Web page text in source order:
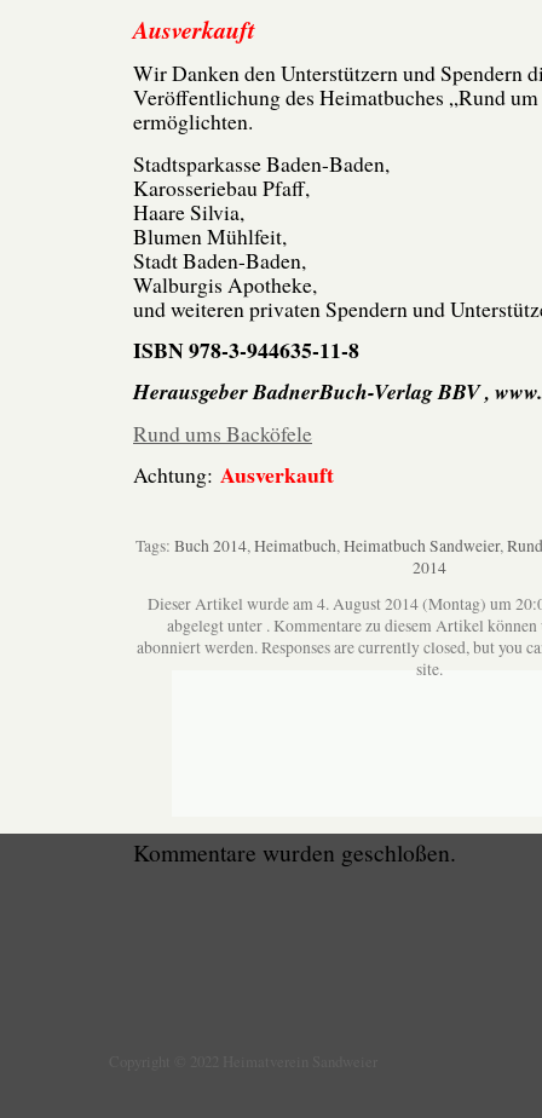
Ausverkauft
Wir Danken den Unterstützern und Spendern
Veröffentlichung des Heimatbuches „Rund
ermöglichten.
Stadtsparkasse Baden-Baden,
Karosseriebau Pfaff,
Haare Silvia,
Blumen Mühlfeit,
Stadt Baden-Baden,
Walburgis Apotheke,
und weiteren privaten Spendern und
ISBN 978-3-944635-11-8
Herausgeber BadnerBuch-Verlag BBV ,
Rund ums Backöfele
Achtung: Ausverkauft
Tags: Buch 2014,Heimatbuch,Heimatbuch Sandweier,
2014
Dieser Artikel wurde am 4. August 2014 (Montag) um
abgelegt unter . Kommentare zu diesem Artikel
abonniert werden. Responses are currently closed, but you
site.
Kommentare wurden geschloßen.